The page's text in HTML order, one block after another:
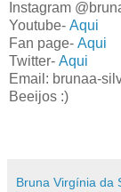
Instagram
Youtube- Aqui
Fan page- Aqui
Twitter- Aqui
Email: brunaa-
Beeijos :)
Bruna Virgínia da